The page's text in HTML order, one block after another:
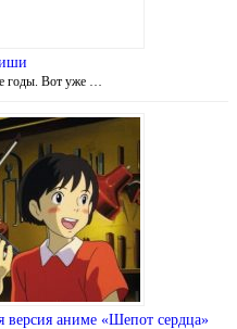
годы. Вот уже …
версия аниме «Шепот сердца»